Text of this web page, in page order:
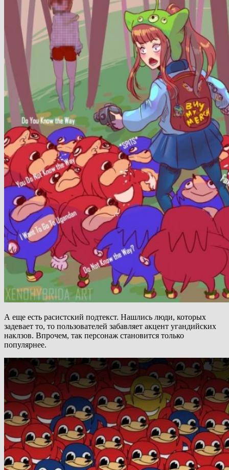
А еще есть расистский подтекст. Нашлись люди, которых
задевает то, то пользователей забавляет акцент угандийских
наклзов. Впрочем, так персонаж становится только
популярнее.